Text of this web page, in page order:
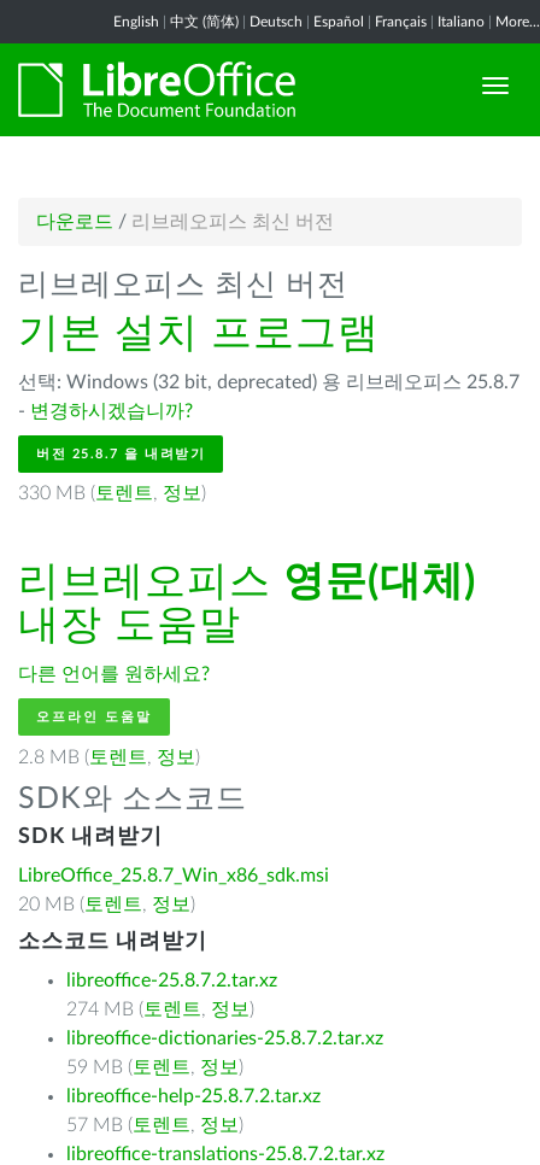
English 中文 (简体) Deutsch Español Français Italiano More...
다운로드 / 리브레오피스 최신 버전
리브레오피스 최신 버전
기본 설치 프로그램
선택: Windows (32 bit, deprecated) 용 리브레오피스 25.8.7
- 변경하시겠습니까?
버전 25.8.7 을 내려받기
330 MB ( 토렌트, 정보 )
리브레오피스 영문(대체)
내장 도움말
다른 언어를 원하세요?
오프라인 도움말
2.8 MB ( 토렌트, 정보 )
SDK와 소스코드
SDK 내려받기
LibreOffice_25.8.7_Win_x86_sdk.msi
20 MB ( 토렌트, 정보 )
소스코드 내려받기
libreoffice-25.8.7.2.tar.xz
274 MB ( 토렌트, 정보 )
libreoffice-dictionaries-25.8.7.2.tar.xz
59 MB ( 토렌트, 정보 )
libreoffice-help-25.8.7.2.tar.xz
57 MB ( 토렌트, 정보 )
libreoffice-translations-25.8.7.2.tar.xz